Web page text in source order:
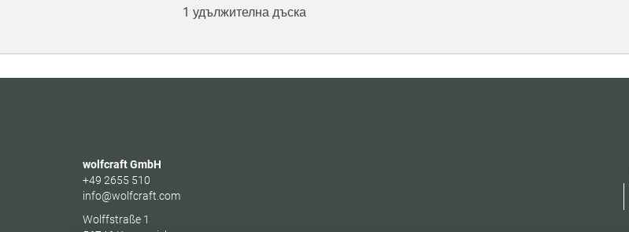
1 удължителна дъска
wolfcraft GmbH
+49 2655 510
info@wolfcraft.com
Wolffstraße 1